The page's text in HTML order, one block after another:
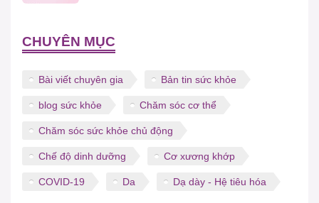
CHUYÊN MỤC
Bài viết chuyên gia Bản tin sức khỏe
blog sức khỏe Chăm sóc cơ thể
Chăm sóc sức khỏe chủ động
Chế độ dinh dưỡng Cơ xương khớp
COVID-19 Da Dạ dày - Hệ tiêu hóa